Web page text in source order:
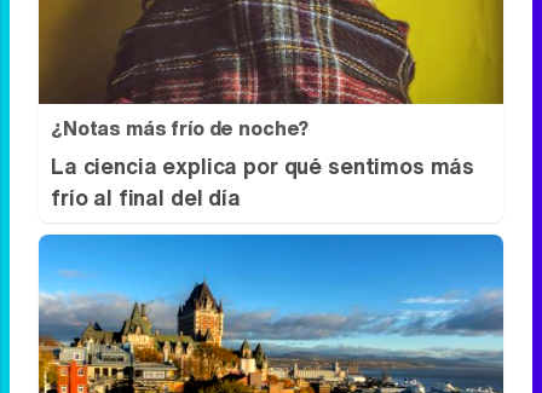
¿Notas más frío de noche?
La ciencia explica por qué sentimos más
frío al final del día